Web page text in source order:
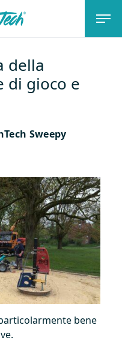
della
di gioco e
Sweepy
bene